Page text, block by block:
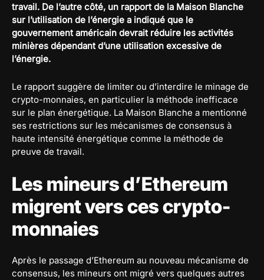
travail. De l’autre côté, un rapport de la Maison Blanche
sur l’utilisation de l’énergie a indiqué que le
gouvernement américain devrait réduire les activités
minières dépendant d’une utilisation excessive de
l’énergie.
Le rapport suggère de limiter ou d’interdire le minage de
crypto-monnaies, en particulier la méthode inefficace
sur le plan énergétique. La Maison Blanche a mentionné
ses restrictions sur les mécanismes de consensus à
haute intensité énergétique comme la méthode de
preuve de travail.
Les mineurs d’Ethereum
migrent vers ces crypto-
monnaies
Après le passage d’Ethereum au nouveau mécanisme de
consensus, les mineurs ont migré vers quelques autres